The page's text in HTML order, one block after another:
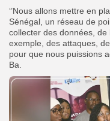
‘’Nous allons mettre en
Sénégal, un réseau de
collecter des données, de
exemple, des attaques,
pour que nous puissions
Ba.